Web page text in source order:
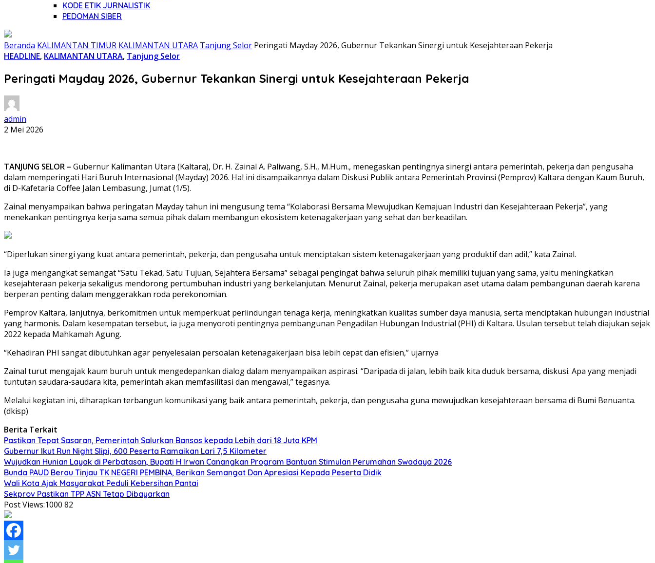
KODE ETIK JURNALISTIK
PEDOMAN SIBER
Beranda KALIMANTAN TIMUR KALIMANTAN UTARA Tanjung Selor Peringati Mayday 2026, Gubernur Tekankan Sinergi untuk Kesejahteraan Pekerja
HEADLINE, KALIMANTAN UTARA, Tanjung Selor
Peringati Mayday 2026, Gubernur Tekankan Sinergi untuk Kesejahteraan Pekerja
admin
2 Mei 2026
TANJUNG SELOR – Gubernur Kalimantan Utara (Kaltara), Dr. H. Zainal A. Paliwang, S.H., M.Hum., menegaskan pentingnya sinergi antara pemerintah, pekerja dan pengusaha
dalam memperingati Hari Buruh Internasional (Mayday) 2026. Hal ini disampaikannya dalam Diskusi Publik antara Pemerintah Provinsi (Pemprov) Kaltara dengan Kaum Buruh,
di D-Kafetaria Coffee Jalan Lembasung, Jumat (1/5).
Zainal menyampaikan bahwa peringatan Mayday tahun ini mengusung tema “Kolaborasi Bersama Mewujudkan Kemajuan Industri dan Kesejahteraan Pekerja”, yang
menekankan pentingnya kerja sama semua pihak dalam membangun ekosistem ketenagakerjaan yang sehat dan berkeadilan.
“Diperlukan sinergi yang kuat antara pemerintah, pekerja, dan pengusaha untuk menciptakan sistem ketenagakerjaan yang produktif dan adil,” kata Zainal.
Ia juga mengangkat semangat “Satu Tekad, Satu Tujuan, Sejahtera Bersama” sebagai pengingat bahwa seluruh pihak memiliki tujuan yang sama, yaitu meningkatkan
kesejahteraan pekerja sekaligus mendorong pertumbuhan industri yang berkelanjutan. Menurut Zainal, pekerja merupakan aset utama dalam pembangunan daerah karena
berperan penting dalam menggerakkan roda perekonomian.
Pemprov Kaltara, lanjutnya, berkomitmen untuk memperkuat perlindungan tenaga kerja, meningkatkan kualitas sumber daya manusia, serta menciptakan hubungan industrial
yang harmonis. Dalam kesempatan tersebut, ia juga menyoroti pentingnya pembangunan Pengadilan Hubungan Industrial (PHI) di Kaltara. Usulan tersebut telah diajukan sejak
2022 kepada Mahkamah Agung.
“Kehadiran PHI sangat dibutuhkan agar penyelesaian persoalan ketenagakerjaan bisa lebih cepat dan efisien,” ujarnya
Zainal turut mengajak kaum buruh untuk mengedepankan dialog dalam menyampaikan aspirasi. “Daripada di jalan, lebih baik kita duduk bersama, diskusi. Apa yang menjadi
tuntutan saudara-saudara kita, pemerintah akan memfasilitasi dan mengawal,” tegasnya.
Melalui kegiatan ini, diharapkan terbangun komunikasi yang baik antara pemerintah, pekerja, dan pengusaha guna mewujudkan kesejahteraan bersama di Bumi Benuanta.
(dkisp)
Berita Terkait
Pastikan Tepat Sasaran, Pemerintah Salurkan Bansos kepada Lebih dari 18 Juta KPM
Gubernur Ikut Run Night Slipi, 600 Peserta Ramaikan Lari 7,5 Kilometer
Wujudkan Hunian Layak di Perbatasan, Bupati H Irwan Canangkan Program Bantuan Stimulan Perumahan Swadaya 2026
Bunda PAUD Berau Tinjau TK NEGERI PEMBINA, Berikan Semangat Dan Apresiasi Kepada Peserta Didik
Wali Kota Ajak Masyarakat Peduli Kebersihan Pantai
Sekprov Pastikan TPP ASN Tetap Dibayarkan
Post Views:1000 82